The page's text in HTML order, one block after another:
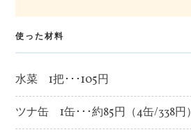
使った材料
水菜 1把･･･105円
ツナ缶 1缶･･･約85円（4缶/338円）